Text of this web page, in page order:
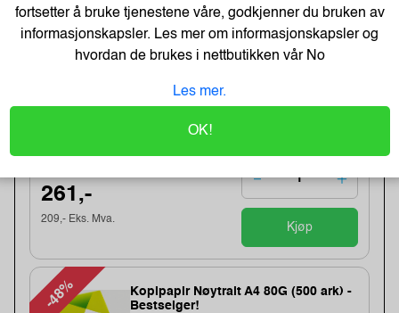
Energizer Lithium AA/L91 Batterier
(10-pk)
Varenummer:149006 /639753
Sendes om:0-2 dager
261,-
209,- Eks. Mva.
Kjøp
-48%
Kopipapir Nøytralt A4 80G (500 ark) -
Bestselger!
fortsetter å bruke tjenestene våre, godkjenner du bruken av
informasjonskapsler. Les mer om informasjonskapsler og
hvordan de brukes i nettbutikken vårNo
Les mer.
OK!